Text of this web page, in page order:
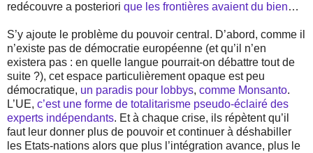
redécouvre a posteriori que les frontières avaient du bien…
S’y ajoute le problème du pouvoir central. D’abord, comme il
n’existe pas de démocratie européenne (et qu’il n’en
existera pas : en quelle langue pourrait-on débattre tout de
suite ?), cet espace particulièrement opaque est peu
démocratique, un paradis pour lobbys, comme Monsanto.
L’UE, c’est une forme de totalitarisme pseudo-éclairé des
experts indépendants. Et à chaque crise, ils répètent qu’il
faut leur donner plus de pouvoir et continuer à déshabiller
les Etats-nations alors que plus l’intégration avance, plus le